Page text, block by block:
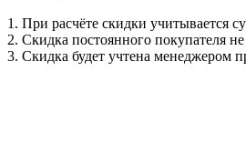
1. При расчёте скидки учитывается
2. Скидка постоянного покупателя
3. Скидка будет учтена менеджером